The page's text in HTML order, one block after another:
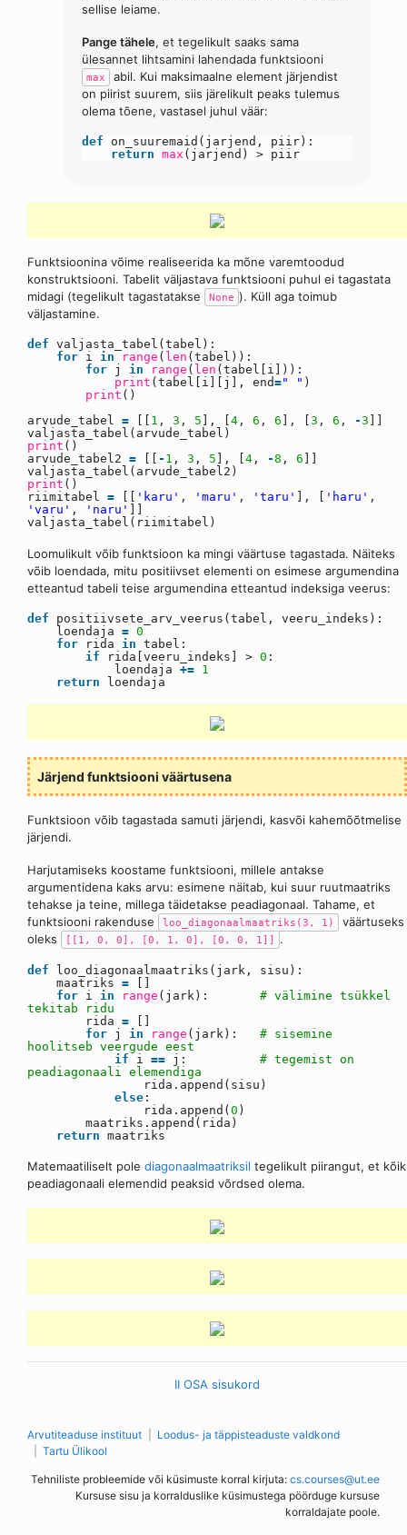
sellise leiame.
Pange tähele, et tegelikult saaks sama
ülesannet lihtsamini lahendada funktsiooni
max
abil. Kui maksimaalne element järjendist
on piirist suurem, siis järelikult peaks tulemus
olema tõene, vastasel juhul väär:
def
on_suuremaid(jarjend, piir):
return max (jarjend) > piir
Funktsioonina võime realiseerida ka mõne varemtoodud
konstruktsiooni. Tabelit väljastava funktsiooni puhul ei tagastata
midagi (tegelikult tagastatakse
None ). Küll aga toimub
väljastamine.
def valjasta_tabel(tabel):
for i in range ( len (tabel)):
for j in range ( len (tabel[i])):
print (tabel[i][j], end=" " )
print ()
arvude_tabel = 1 , 3 , 5 ], [ 4 , 6 , 6 ], [ 3 , 6 , -3
valjasta_tabel(arvude_tabel)
print ()
arvude_tabel2 = - 1 , 3 , 5 ], [ 4 , -8 , 6
valjasta_tabel(arvude_tabel2)
print ()
riimitabel = 'karu' , 'maru' , 'taru' ], [ 'haru' ,
'varu' , 'naru'
valjasta_tabel(riimitabel)
Loomulikult võib funktsioon ka mingi väärtuse tagastada. Näiteks
võib loendada, mitu positiivset elementi on esimese argumendina
etteantud tabeli teise argumendina etteantud indeksiga veerus:
def
positiivsete_arv_veerus(tabel, veeru_indeks):
loendaja = 0
for
rida in tabel:
if
rida[veeru_indeks] > 0 :
loendaja += 1
return
loendaja
Järjend funktsiooni väärtusena
Funktsioon võib tagastada samuti järjendi, kasvõi kahemõõtmelise
järjendi.
Harjutamiseks koostame funktsiooni, millele antakse
argumentidena kaks arvu: esimene näitab, kui suur ruutmaatriks
tehakse ja teine, millega täidetakse peadiagonaal. Tahame, et
funktsiooni rakenduse
loo_diagonaalmaatriks(3, 1)
väärtuseks
oleks
[[1, 0, 0], [0, 1, 0], [0, 0, 1]] .
def
loo_diagonaalmaatriks(jark, sisu):
maatriks =
[]
for i in range (jark): # välimine tsükkel
tekitab ridu
rida =
[]
for j in range (jark): # sisemine
hoolitseb veergude eest
if
i == j: # tegemist on
peadiagonaali elemendiga
rida.append(sisu)
else :
rida.append(0 )
maatriks.append(rida)
return maatriks
Matemaatiliselt pole diagonaalmaatriksil tegelikult piirangut, et kõik
peadiagonaali elemendid peaksid võrdsed olema.
II OSA sisukord
Arvutiteaduse instituut
Loodus- ja täppisteaduste valdkond
Tartu Ülikool
Tehniliste probleemide või küsimuste korral kirjuta: cs.courses@ut.ee
Kursuse sisu ja korralduslike küsimustega pöörduge kursuse
korraldajate poole.